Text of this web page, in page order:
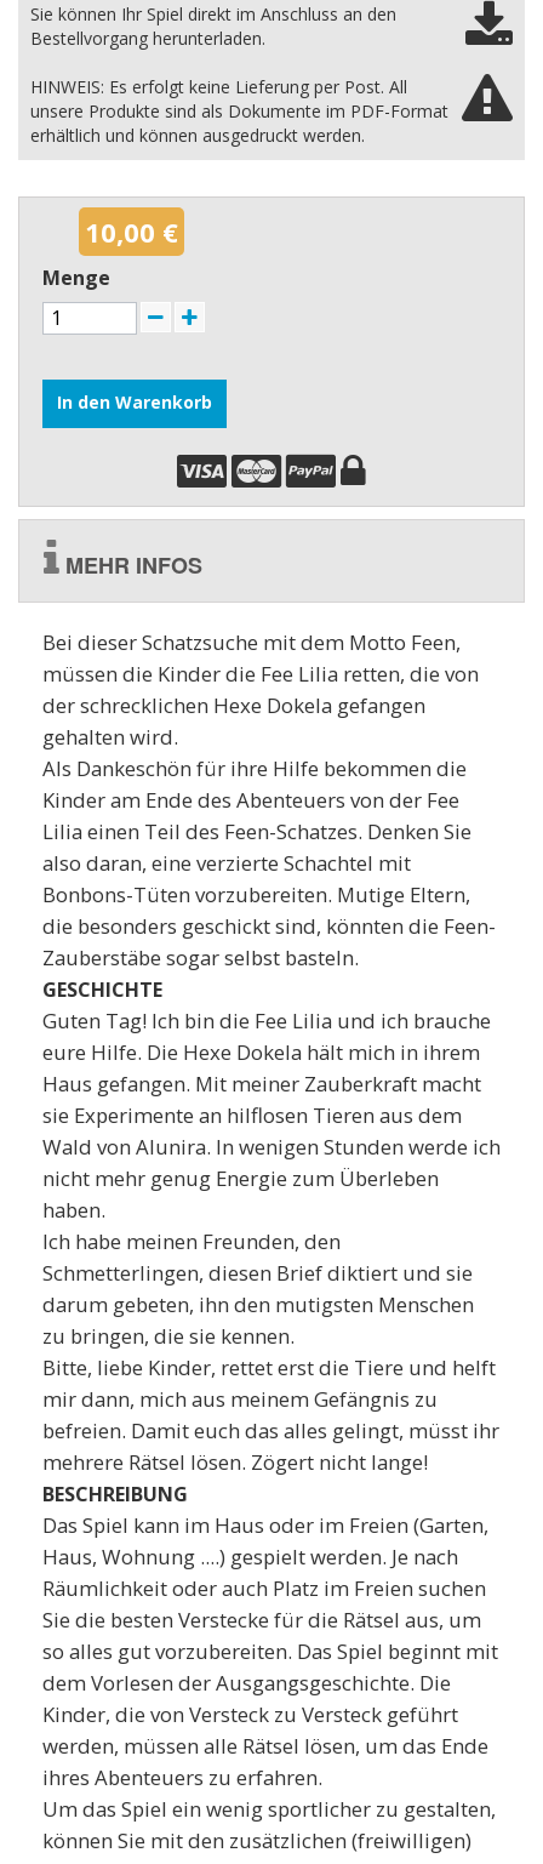
Sie können Ihr Spiel direkt im Anschluss an den
Bestellvorgang herunterladen.
HINWEIS: Es erfolgt keine Lieferung per Post. All
unsere Produkte sind als Dokumente im PDF-Format
erhältlich und können ausgedruckt werden.
10,00 €
Menge
In den Warenkorb
MEHR INFOS
Bei dieser Schatzsuche mit dem Motto Feen,
müssen die Kinder die Fee Lilia retten, die von
der schrecklichen Hexe Dokela gefangen
gehalten wird.
Als Dankeschön für ihre Hilfe bekommen die
Kinder am Ende des Abenteuers von der Fee
Lilia einen Teil des Feen-Schatzes. Denken Sie
also daran, eine verzierte Schachtel mit
Bonbons-Tüten vorzubereiten. Mutige Eltern,
die besonders geschickt sind, könnten die Feen-
Zauberstäbe sogar selbst basteln.
GESCHICHTE
Guten Tag! Ich bin die Fee Lilia und ich brauche
eure Hilfe. Die Hexe Dokela hält mich in ihrem
Haus gefangen. Mit meiner Zauberkraft macht
sie Experimente an hilflosen Tieren aus dem
Wald von Alunira. In wenigen Stunden werde ich
nicht mehr genug Energie zum Überleben
haben.
Ich habe meinen Freunden, den
Schmetterlingen, diesen Brief diktiert und sie
darum gebeten, ihn den mutigsten Menschen
zu bringen, die sie kennen.
Bitte, liebe Kinder, rettet erst die Tiere und helft
mir dann, mich aus meinem Gefängnis zu
befreien. Damit euch das alles gelingt, müsst ihr
mehrere Rätsel lösen. Zögert nicht lange!
BESCHREIBUNG
Das Spiel kann im Haus oder im Freien (Garten,
Haus, Wohnung ....) gespielt werden. Je nach
Räumlichkeit oder auch Platz im Freien suchen
Sie die besten Verstecke für die Rätsel aus, um
so alles gut vorzubereiten. Das Spiel beginnt mit
dem Vorlesen der Ausgangsgeschichte. Die
Kinder, die von Versteck zu Versteck geführt
werden, müssen alle Rätsel lösen, um das Ende
ihres Abenteuers zu erfahren.
Um das Spiel ein wenig sportlicher zu gestalten,
können Sie mit den zusätzlichen (freiwilligen)